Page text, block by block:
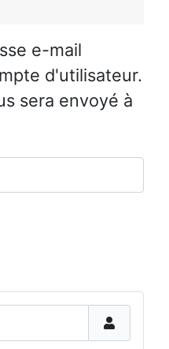
e-mail
d'utilisateur.
sera envoyé à